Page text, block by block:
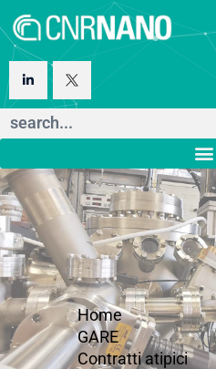
Home
GARE
Contratti atipici